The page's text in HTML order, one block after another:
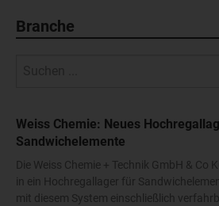
Branche
Weiss Chemie: Neues
Sandwichelemente
Die Weiss Chemie + Technik GmbH & Co
in ein Hochregallager für
mit diesem System einschließlich